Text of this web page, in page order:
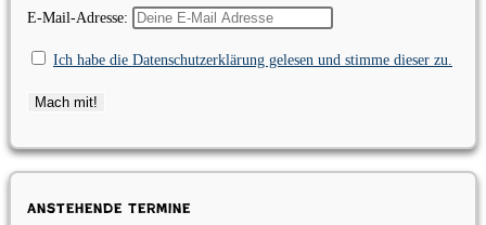
E-Mail-Adresse:
Ich habe die Datenschutzerklärung gelesen und stimme dieser zu.
Anstehende Termine